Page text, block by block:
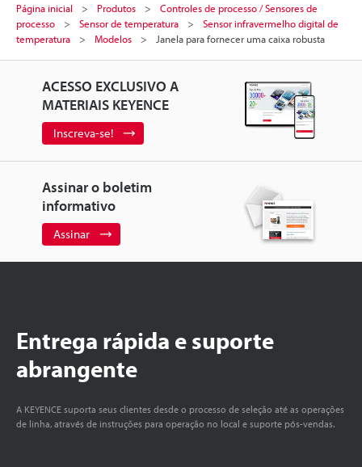
Página inicial Produtos
Controles de processo / Sensores de
processo
Sensor de temperatura
Sensor infravermelho digital de
temperatura
Modelos Janela para fornecer uma caixa robusta
ACESSO EXCLUSIVO A
MATERIAIS KEYENCE
Inscreva-se!
Assinar o boletim
informativo
Assinar
Entrega rápida e suporte
abrangente
A KEYENCE suporta seus clientes desde o processo de seleção até as operações
de linha, através de instruções para operação no local e suporte pós-vendas.